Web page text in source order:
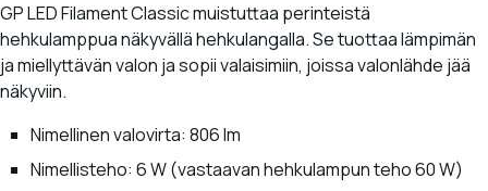
GP LED Filament Classic muistuttaa perinteistä
hehkulamppua näkyvällä hehkulangalla. Se tuottaa lämpimän
ja miellyttävän valon ja sopii valaisimiin, joissa valonlähde jää
näkyviin.
Nimellinen valovirta: 806 lm
Nimellisteho: 6 W (vastaavan hehkulampun teho 60 W)